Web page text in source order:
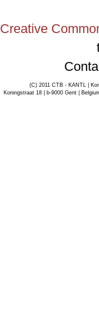
Creative
(C) 2011 CTB - KANTL |
Koningstraat 18 | b-9000 Gent |